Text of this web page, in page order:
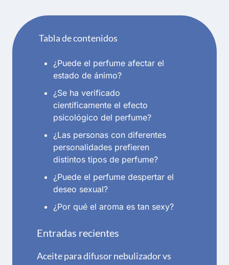
Tabla de contenidos
¿Puede el perfume afectar el
estado de ánimo?
¿Se ha verificado
científicamente el efecto
psicológico del perfume?
¿Las personas con diferentes
personalidades prefieren
distintos tipos de perfume?
¿Puede el perfume despertar el
deseo sexual?
¿Por qué el aroma es tan sexy?
Entradas recientes
Aceite para difusor nebulizador vs